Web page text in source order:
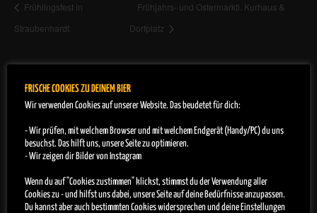
Frühlingsfest in
Straubenhardt
Frühjahrs- und Ostermarktl. Kurhaus &
Dorfplatz
FRISCHE COOKIES ZU DEINEM BIER
Wir verwenden Cookies auf unserer Website. Das beudetet für dich:
- Wir prüfen, mit welchem Browser und mit welchem Endgerät (Handy/PC) du uns
besuchst. Das hilft uns, unsere Seite zu optimieren.
- Wir zeigen dir Bilder von Instagram
Wenn du auf "Cookies zustimmen" klickst, stimmst du der Verwendung aller
Cookies zu - und hilfst uns dabei, unsere Seite auf deine Bedürfnisse anzupassen.
Du kannst aber auch bestimmten Cookies widersprechen und deine Einstellungen